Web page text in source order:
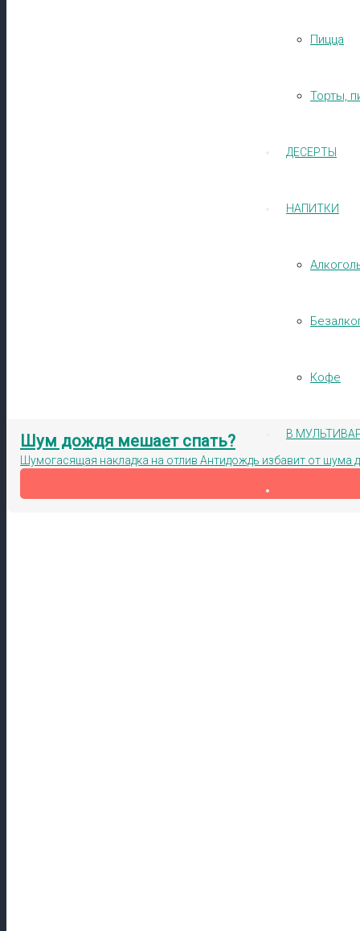
Пицца
Торты,
ДЕСЕРТЫ
НАПИТКИ
Кофе
В
Шум дождя мешает спать?
Шумогасящая накладка на отлив Антидождь избавит от шума